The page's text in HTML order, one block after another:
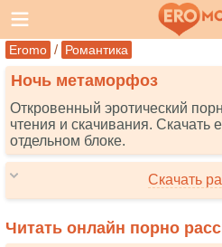
Eromo / Романтика
Ночь метаморфоз
Откровенный эротический
чтения и скачивания. Скачать
отдельном блоке.
Скачать
Читать онлайн порно